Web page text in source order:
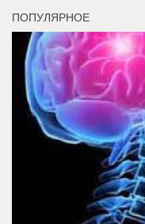
ПОПУЛЯРНОЕ